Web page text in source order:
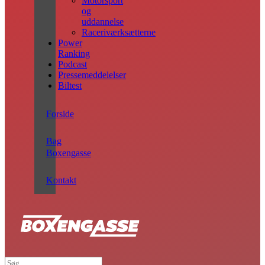
og
uddannelse
Raceriværksætterne
Power
Ranking
Podcast
Pressemeddelelser
Biltest
Forside
Bag
Boxengasse
Kontakt